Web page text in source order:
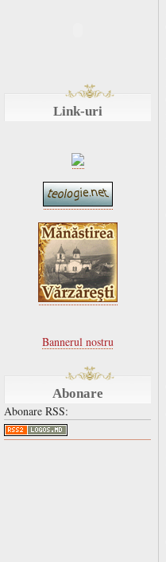
Link-uri
Bannerul nostru
Abonare
Abonare RSS: